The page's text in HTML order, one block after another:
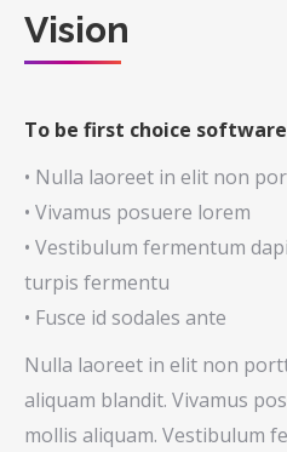
Vision
To be first choice
• Nulla laoreet in elit non
• Vivamus posuere lorem
• Vestibulum fermentum
turpis fermentu
• Fusce id sodales ante
Nulla laoreet in elit non
aliquam blandit. Vivamus
mollis aliquam. Vestibulum